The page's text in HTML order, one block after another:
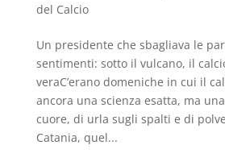
del Calcio
Un presidente che sbagliava le
sentimenti: sotto il vulcano, il
veraC’erano domeniche in cui il
ancora una scienza esatta, ma
cuore, di urla sugli spalti e di
Catania, quel...